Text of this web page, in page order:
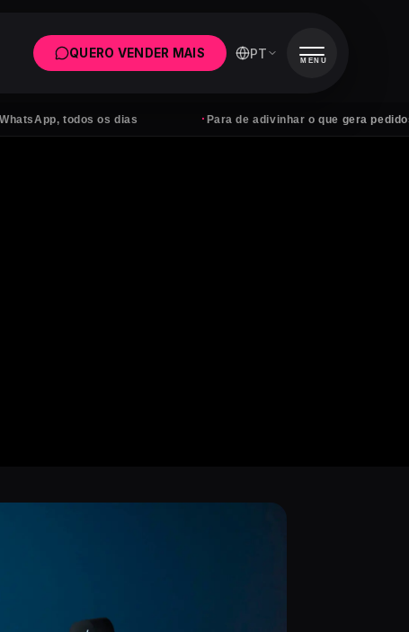
os dias · Para de adivinhar o que gera pedidos
QUERO VENDER MAIS PT MENU